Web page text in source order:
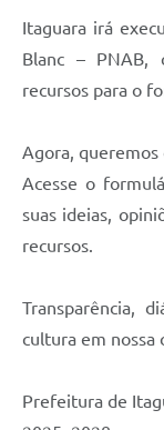
Itaguara irá
Blanc – PNAB,
recursos para o
Agora, queremos
Acesse o
suas ideias,
recursos.
Transparência,
cultura em nossa
Prefeitura de